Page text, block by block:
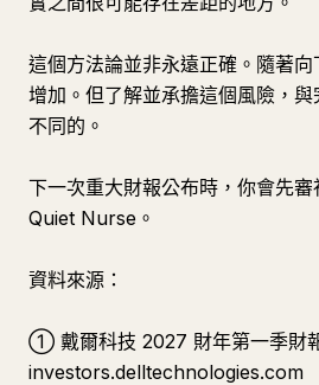
這個方法論並非永遠正確。隨著
增加。但了解並承擔這個風險，
不同的。
下一次重大財報公布時，你會先
Quiet Nurse。
資料來源：
① 戴爾科技 2027 財年第一季財
investors.delltechnologies.com